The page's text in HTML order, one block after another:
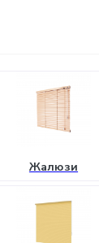
Жалюзи